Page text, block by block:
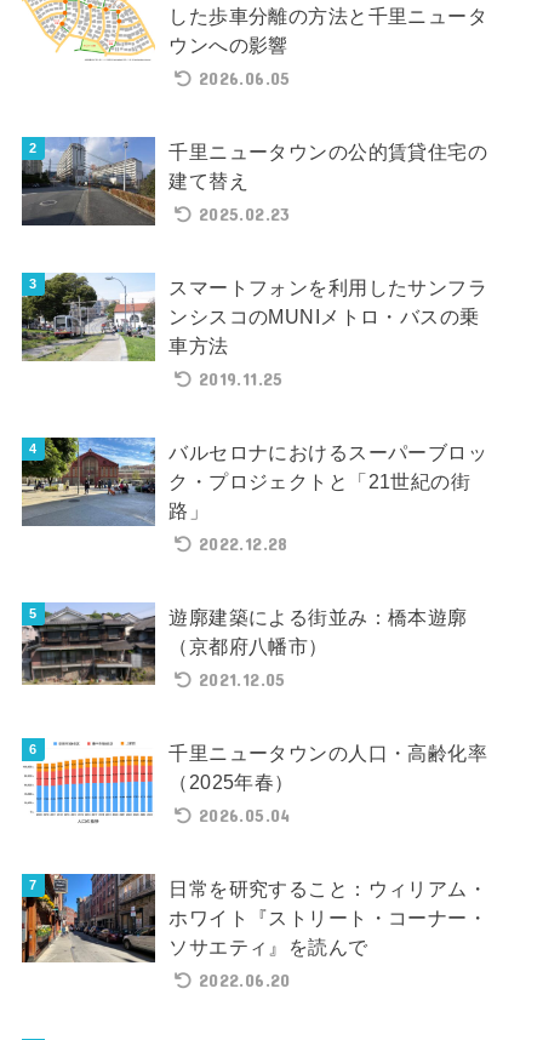
した歩車分離の方法と千里ニュータ
ウンへの影響
2026.06.05
千里ニュータウンの公的賃貸住宅の
建て替え
2025.02.23
スマートフォンを利用したサンフラ
ンシスコのMUNIメトロ・バスの乗
車方法
2019.11.25
バルセロナにおけるスーパーブロッ
ク・プロジェクトと「21世紀の街
路」
2022.12.28
遊廓建築による街並み：橋本遊廓
（京都府八幡市）
2021.12.05
千里ニュータウンの人口・高齢化率
（2025年春）
2026.05.04
日常を研究すること：ウィリアム・
ホワイト『ストリート・コーナー・
ソサエティ』を読んで
2022.06.20